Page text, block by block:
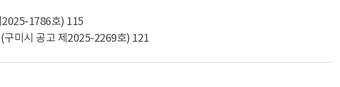
1786호) 115
구미시 공고 제2025-2269호) 121